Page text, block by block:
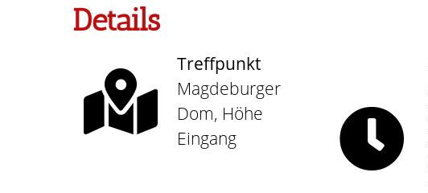
Details
Treffpunkt
Magdeburger
Dom, Höhe
Eingang